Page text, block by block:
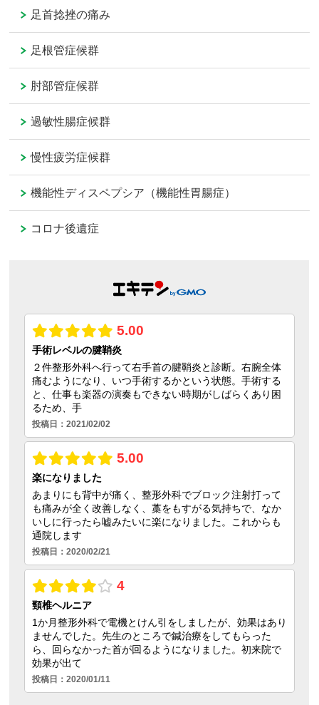
足首捻挫の痛み
足根管症候群
肘部管症候群
過敏性腸症候群
慢性疲労症候群
機能性ディスペプシア（機能性胃腸症）
コロナ後遺症